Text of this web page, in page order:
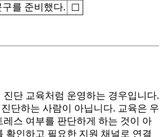
를 준비했다.
☐
단 교육처럼 운영하는 경우입니다.
단하는 사람이 아닙니다. 교육은 우
스 여부를 판단하게 하는 것이 아
확인하고 필요한 지원 채널로 연결